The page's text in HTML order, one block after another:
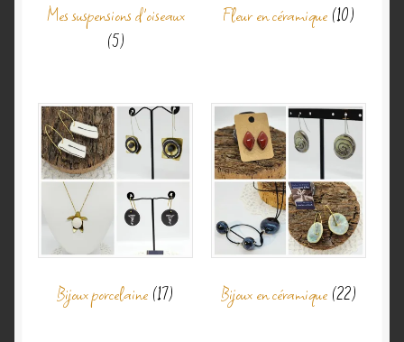
Mes suspensions d'oiseaux
(5)
Fleur en céramique(10)
Bijoux porcelaine(17) Bijoux en céramique(22)